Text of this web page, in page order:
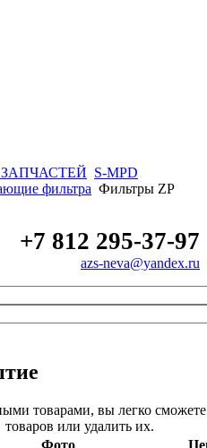
S-MPD
фильтра Фильтры ZP
+7 812 295-37-97
azs-neva@yandex.ru
товарами, вы легко сможете
товаров или удалить их.
Фото